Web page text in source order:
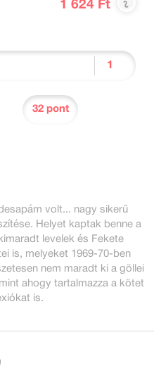
1 624 Ft
32 pont
volt... nagy sikerű
Helyet kaptak benne a
levelek és Fekete
is, melyeket 1969-70-ben
nem maradt ki a göllei
ahogy tartalmazza a kötet
is.